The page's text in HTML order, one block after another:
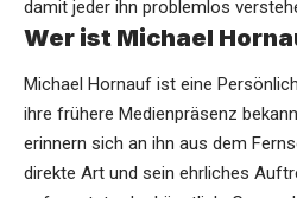
damit jeder ihn problemlos
Wer ist Michael
Michael Hornauf ist eine
ihre frühere Medienpräsenz
erinnern sich an ihn aus dem
direkte Art und sein ehrliches